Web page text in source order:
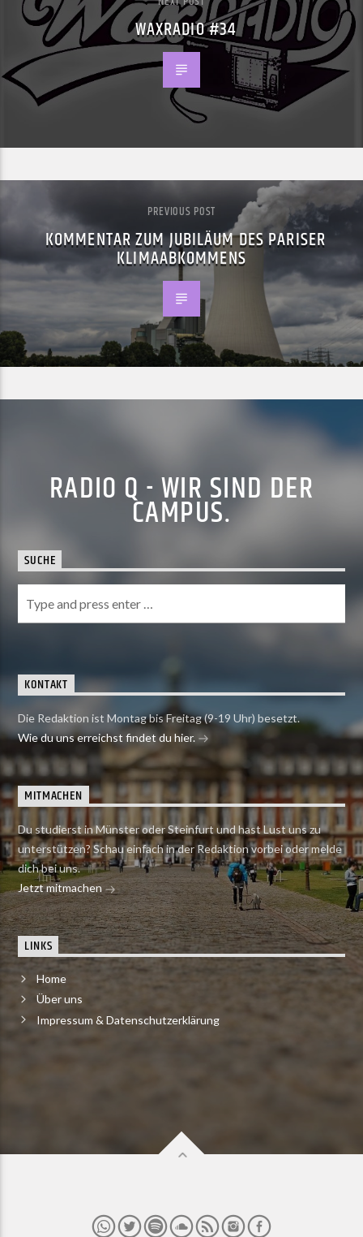
WAXRADIO #34
PREVIOUS POST
KOMMENTAR ZUM JUBILÄUM DES PARISER
KLIMAABKOMMENS
RADIO Q - WIR SIND DER
CAMPUS.
SUCHE
KONTAKT
Die Redaktion ist Montag bis Freitag (9-19 Uhr) besetzt.
Wie du uns erreichst findet du hier.
MITMACHEN
Du studierst in Münster oder Steinfurt und hast Lust uns zu
unterstützen? Schau einfach in der Redaktion vorbei oder melde
dich bei uns.
Jetzt mitmachen
LINKS
Home
Über uns
Impressum & Datenschutzerklärung